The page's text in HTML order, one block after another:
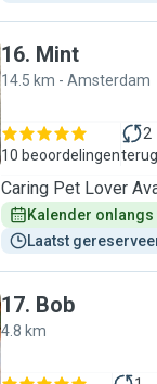
16. Mint
14.5 km - Amsterdam
10 beoordelingen
2
Caring Pet Lover
Kalender
Laatst
17. Bob
4.8 km